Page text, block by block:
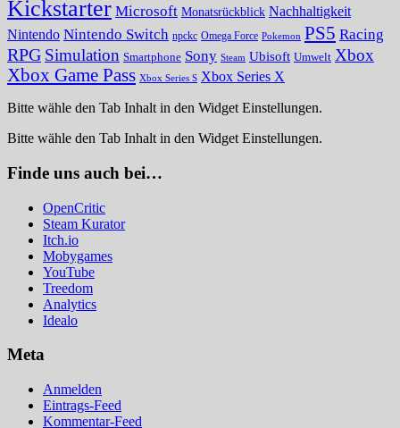
Kickstarter Microsoft Monatsrückblick Nachhaltigkeit
Nintendo Nintendo Switch npckc Omega Force Pokemon PS5 Racing
RPG Simulation Smartphone Sony Steam Ubisoft Umwelt Xbox
Xbox Game Pass Xbox Series S Xbox Series X
Bitte wähle den Tab Inhalt in den Widget Einstellungen.
Bitte wähle den Tab Inhalt in den Widget Einstellungen.
Finde uns auch bei…
OpenCritic
Steam Kurator
Itch.io
Mobygames
YouTube
Treedom
Analytics
Idealo
Meta
Anmelden
Eintrags-Feed
Kommentar-Feed